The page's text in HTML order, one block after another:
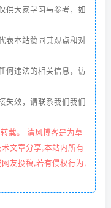
供大家学习与参考，如
表本站赞同其观点和对
何违法的相关信息，访
失效，请联系我们我们
载。 清风博客是为草
文章分享,本站内所有
友投稿,若有侵权行为,